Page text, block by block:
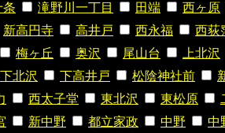
条 滝野川一丁目 田端 西ヶ原
新高円寺 高井戸 西永福 西荻
梅ヶ丘 奥沢 尾山台 上北沢
下北沢 下高井戸 松陰神社前
西太子堂 東北沢 東松原
新中野 都立家政 中野 中